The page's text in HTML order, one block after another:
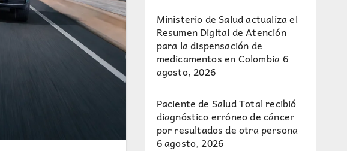
Ministerio de Salud actualiza el
Resumen Digital de Atención
para la dispensación de
medicamentos en Colombia6
agosto, 2026
Paciente de Salud Total recibió
diagnóstico erróneo de cáncer
por resultados de otra persona
6 agosto, 2026